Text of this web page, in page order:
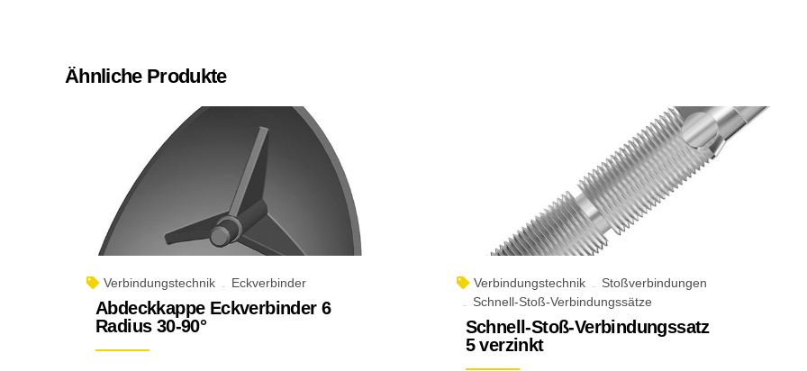
Ähnliche Produkte
Verbindungstechnik Eckverbinder
Abdeckkappe Eckverbinder 6
Radius 30-90°
Verbindungstechnik
Stoßverbindungen
Schnell-Stoß-Verbindungssätze
Schnell-Stoß-Verbindungssatz
5 verzinkt